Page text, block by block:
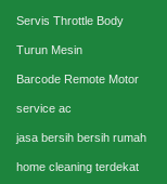
Servis Throttle Body
Turun Mesin
Barcode Remote Motor
service ac
jasa bersih bersih rumah
home cleaning terdekat